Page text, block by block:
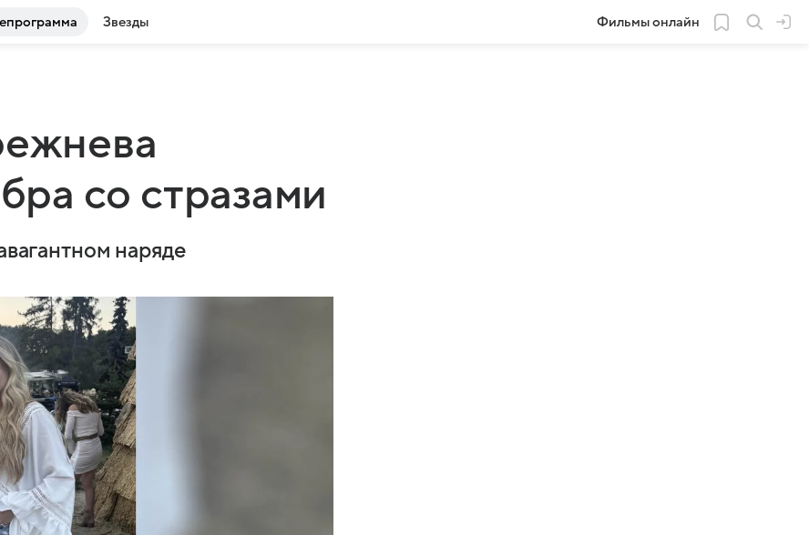
Звезды Фильмы онлайн
со стразами
наряде